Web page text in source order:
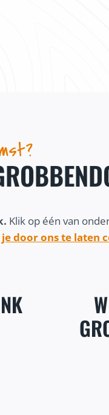
Klik op één van
door ons te laten